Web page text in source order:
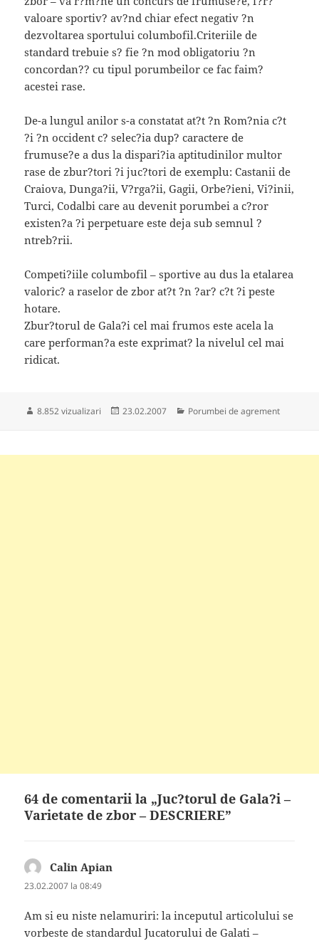
valoare sportiv? av?nd chiar efect negativ ?n
dezvoltarea sportului columbofil.Criteriile de
standard trebuie s? fie ?n mod obligatoriu ?n
concordan?? cu tipul porumbeilor ce fac faim?
acestei rase.
De-a lungul anilor s-a constatat at?t ?n Rom?nia c?t
?i ?n occident c? selec?ia dup? caractere de
frumuse?e a dus la dispari?ia aptitudinilor multor
rase de zbur?tori ?i juc?tori de exemplu: Castanii de
Craiova, Dunga?ii, V?rga?ii, Gagii, Orbe?ieni, Vi?inii,
Turci, Codalbi care au devenit porumbei a c?ror
existen?a ?i perpetuare este deja sub semnul ?
ntreb?rii.
Competi?iile columbofil – sportive au dus la etalarea
valoric? a raselor de zbor at?t ?n ?ar? c?t ?i peste
hotare.
Zbur?torul de Gala?i cel mai frumos este acela la
care performan?a este exprimat? la nivelul cel mai
ridicat.
8.852 vizualizari
Publicat
23.02.2007 Categorii
Porumbei de agrement
64 de comentarii la „Juc?torul de Gala?i –
Varietate de zbor – DESCRIERE”
Calin Apian
23.02.2007 la 08:49
Am si eu niste nelamuriri: la inceputul articolului se
vorbeste de standardul Jucatorului de Galati –